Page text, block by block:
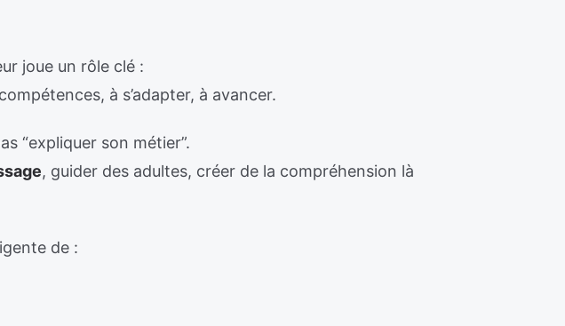
joue un rôle clé :
à s’adapter, à avancer.
“expliquer son métier”.
, guider des adultes, créer de la compréhension là
de :